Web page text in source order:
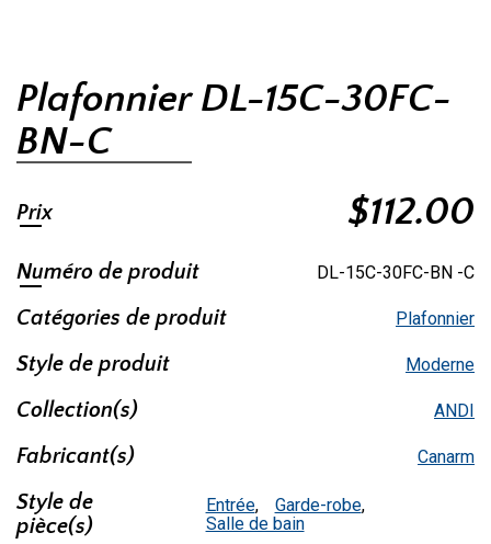
Plafonnier DL-15C-30FC-
BN-C
Prix $112.00
Numéro de produit DL-15C-30FC-BN -C
Catégories de produit Plafonnier
Style de produit Moderne
Collection(s) ANDI
Fabricant(s) Canarm
Style de
pièce(s)
Entrée, Garde-robe,
Salle de bain